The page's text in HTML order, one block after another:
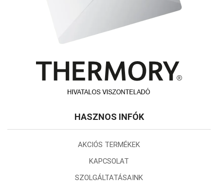
HASZNOS INFÓK
AKCIÓS TERMÉKEK
KAPCSOLAT
SZOLGÁLTATÁSAINK